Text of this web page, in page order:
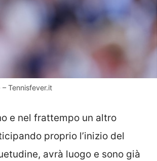
Tennisfever.it
e nel frattempo un altro
proprio l’inizio del
avrà luogo e sono già